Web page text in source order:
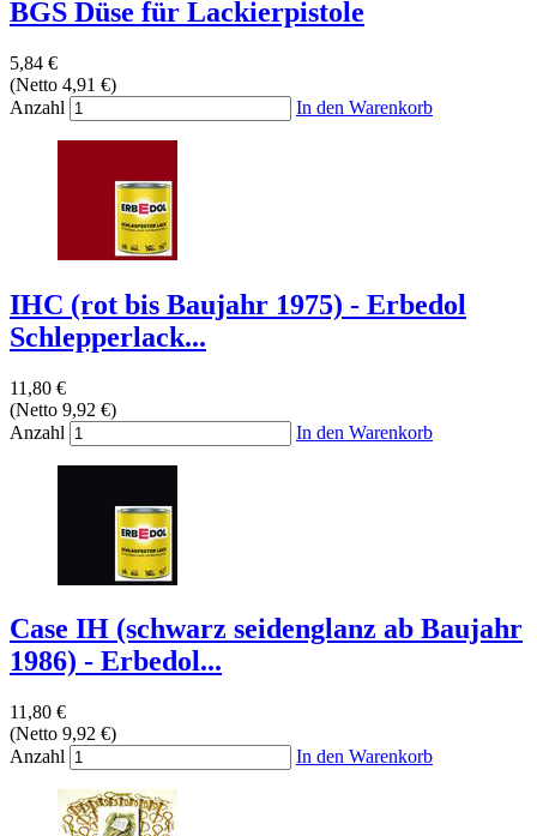
BGS Düse für Lackierpistole
5,84 €
(Netto 4,91 €)
Anzahl
In den Warenkorb
IHC (rot bis Baujahr 1975) - Erbedol
Schlepperlack...
11,80 €
(Netto 9,92 €)
Anzahl
In den Warenkorb
Case IH (schwarz seidenglanz ab Baujahr
1986) - Erbedol...
11,80 €
(Netto 9,92 €)
Anzahl
In den Warenkorb